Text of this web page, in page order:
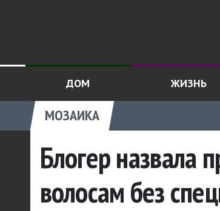
ДОМ ЖИЗНЬ
МОЗАИКА
Блогер назвала
волосам без